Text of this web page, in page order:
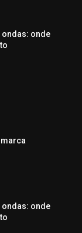
ondas: onde
ondas: onde